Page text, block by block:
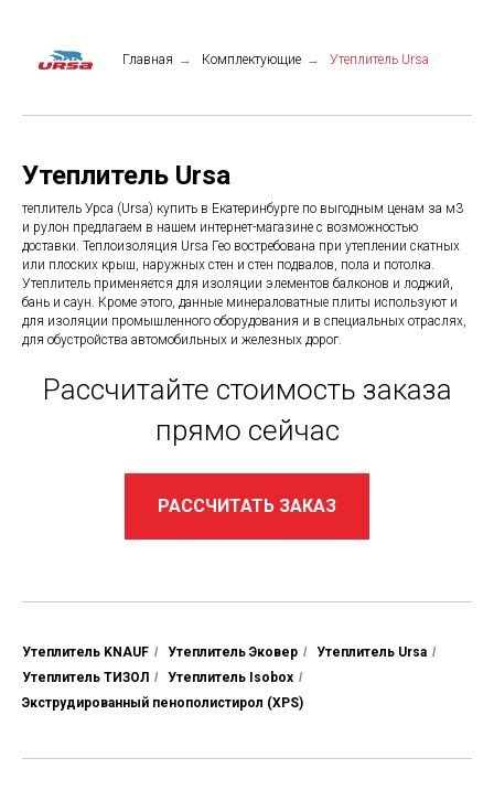
Главная → Комплектующие → Утеплитель Ursa
Утеплитель Ursa
теплитель Урса (Ursa) купить в Екатеринбурге по выгодным ценам за м3
и рулон предлагаем в нашем интернет-магазине с возможностью
доставки. Теплоизоляция Ursa Гео востребована при утеплении скатных
или плоских крыш, наружных стен и стен подвалов, пола и потолка.
Утеплитель применяется для изоляции элементов балконов и лоджий,
бань и саун. Кроме этого, данные минераловатные плиты используют и
для изоляции промышленного оборудования и в специальных отраслях,
для обустройства автомобильных и железных дорог.
Рассчитайте стоимость заказа
прямо сейчас
РАССЧИТАТЬ ЗАКАЗ
Утеплитель KNAUF / Утеплитель Эковер / Утеплитель Ursa /
Утеплитель ТИЗОЛ / Утеплитель Isobox /
Экструдированный пенополистирол (XPS)